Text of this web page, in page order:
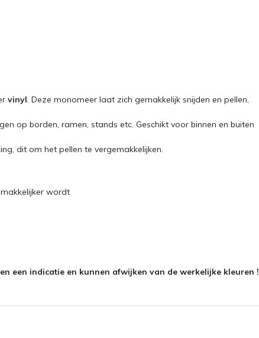
vinyl. Deze monomeer laat zich gemakkelijk snijden en pellen,
op borden, ramen, stands etc. Geschikt voor binnen en buiten
dit om het pellen te vergemakkelijken.
wordt
een indicatie en kunnen afwijken van de werkelijke kleuren !